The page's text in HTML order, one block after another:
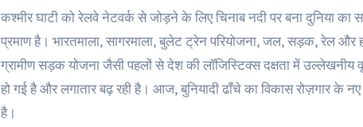
कश्मीर घाटी को रेलवे नेटवर्क से जोड़ने के लिए चिनाब नदी पर बना दुनिया
प्रमाण है। भारतमाला, सागरमाला, बुलेट ट्रेन परियोजना, जल, सड़क, रेल और
ग्रामीण सड़क योजना जैसी पहलों से देश की लॉजिस्टिक्स दक्षता में उल्लेखनीय
हो गई है और लगातार बढ़ रही है। आज, बुनियादी ढाँचे का विकास रोज़गार के
है।